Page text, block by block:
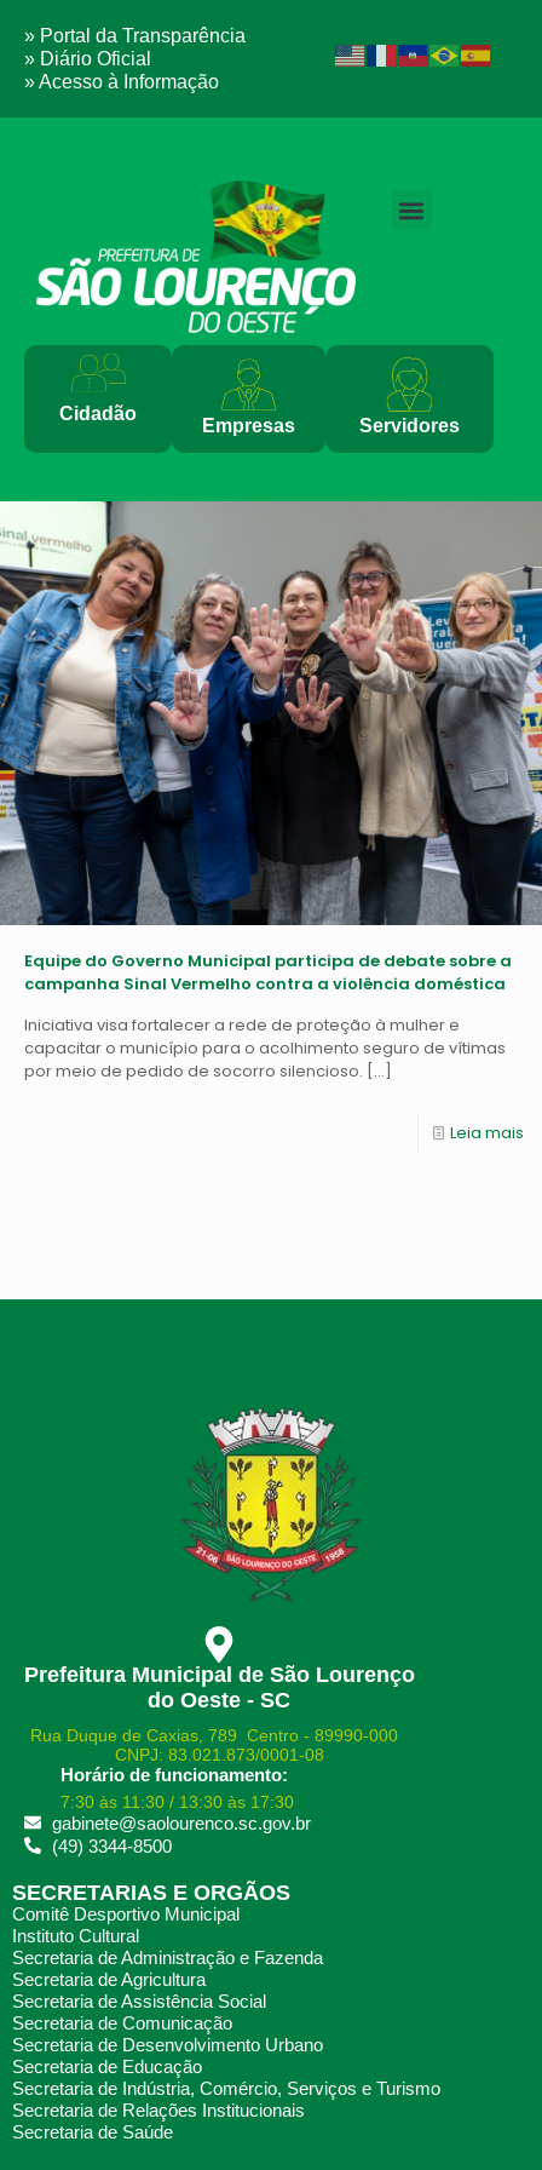
» Portal da Transparência
» Diário Oficial
» Acesso à Informação
Cidadão
Empresas Servidores
Equipe do Governo Municipal participa de debate sobre a
campanha Sinal Vermelho contra a violência doméstica
Iniciativa visa fortalecer a rede de proteção à mulher e
capacitar o município para o acolhimento seguro de vítimas
por meio de pedido de socorro silencioso. […]
Leia mais
Prefeitura Municipal de São Lourenço
do Oeste - SC
Rua Duque de Caxias, 789 Centro - 89990-000
CNPJ: 83.021.873/0001-08
Horário de funcionamento:
7:30 às 11:30 / 13:30 às 17:30
gabinete@saolourenco.sc.gov.br
(49) 3344-8500
SECRETARIAS E ORGÃOS
Comitê Desportivo Municipal
Instituto Cultural
Secretaria de Administração e Fazenda
Secretaria de Agricultura
Secretaria de Assistência Social
Secretaria de Comunicação
Secretaria de Desenvolvimento Urbano
Secretaria de Educação
Secretaria de Indústria, Comércio, Serviços e Turismo
Secretaria de Relações Institucionais
Secretaria de Saúde